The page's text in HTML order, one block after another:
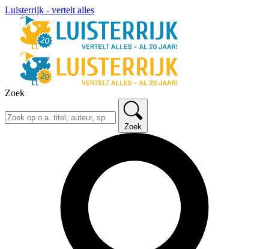
Luisterrijk - vertelt alles
Zoek
Zoek